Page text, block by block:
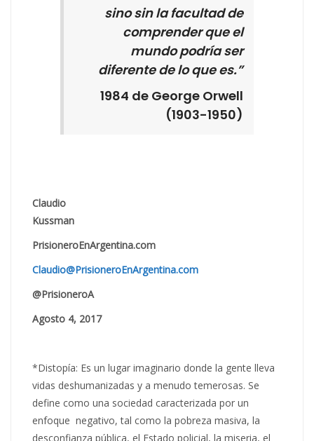
sino sin la facultad de
comprender que el
mundo podría ser
diferente de lo que es.”
1984 de George Orwell
(1903-1950)
Claudio
Claudio@PrisioneroEnArgentina.com
@PrisioneroA
Agosto 4, 2017
*Distopía: Es un lugar imaginario donde la gente lleva
vidas deshumanizadas y a menudo temerosas. Se
define como una sociedad caracterizada por un
enfoque negativo, tal como la pobreza masiva, la
desconfianza pública, el Estado policial, la miseria, el